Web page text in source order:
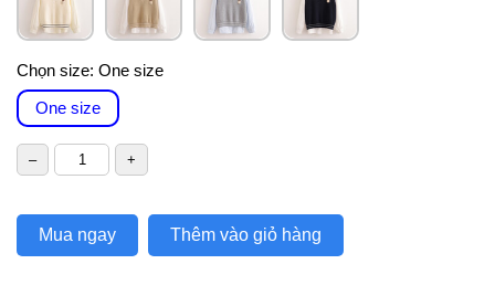
Chọn size: One size
One size
Mua ngay Thêm vào giỏ hàng